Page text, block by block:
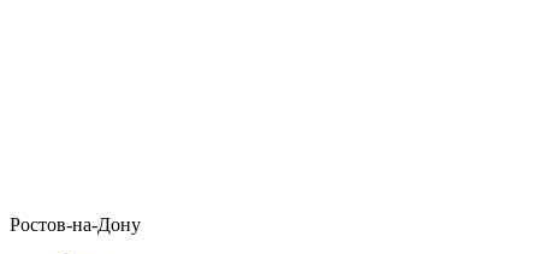
Ростов-на-Дону